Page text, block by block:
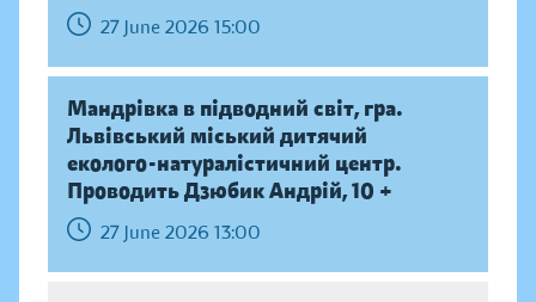
27 June 2026 15:00
Мандрівка в підводний світ, гра.
Львівський міський дитячий
еколого-натуралістичний центр.
Проводить Дзюбик Андрій, 10 +
27 June 2026 13:00